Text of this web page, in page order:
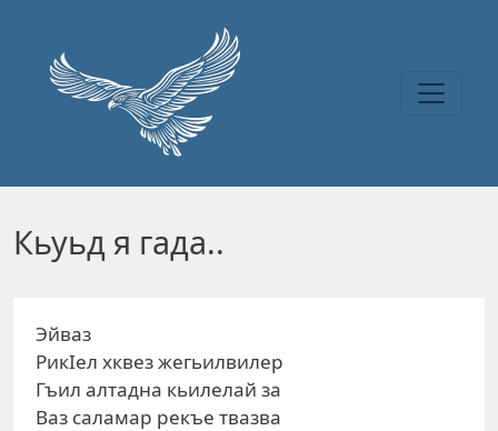
Кьуьд я гада..
Эйваз
РикIел хквез жегьилвилер
Гъил алтадна кьилелай за
Ваз саламар рекъе твазва